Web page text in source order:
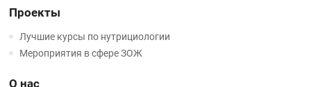
Проекты
Лучшие курсы по нутрициологии
Мероприятия в сфере ЗОЖ
О нас